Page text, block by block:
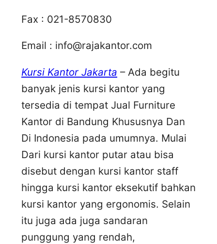
Fax : 021-8570830
Email : info@rajakantor.com
Kursi Kantor Jakarta – Ada begitu
banyak jenis kursi kantor yang
tersedia di tempat Jual Furniture
Kantor di Bandung Khususnya Dan
Di Indonesia pada umumnya. Mulai
Dari kursi kantor putar atau bisa
disebut dengan kursi kantor staff
hingga kursi kantor eksekutif bahkan
kursi kantor yang ergonomis. Selain
itu juga ada juga sandaran
punggung yang rendah,